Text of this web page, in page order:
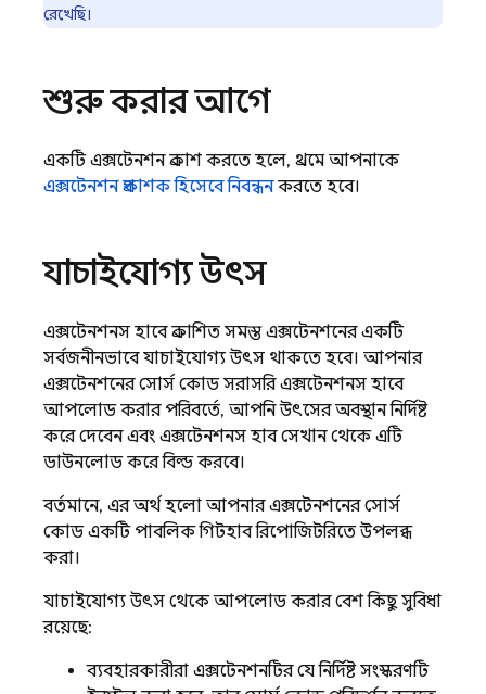
রেখেছি।
শুরু করার আগে
একটি এক্সটেনশন প্রকাশ করতে হলে, প্রথমে আপনাকে
এক্সটেনশন প্রকাশক হিসেবে নিবন্ধনকরতে হবে।
যাচাইযোগ্য উৎস
এক্সটেনশনস হাবে প্রকাশিত সমস্ত এক্সটেনশনের একটি
সর্বজনীনভাবে যাচাইযোগ্য উৎস থাকতে হবে। আপনার
এক্সটেনশনের সোর্স কোড সরাসরি এক্সটেনশনস হাবে
আপলোড করার পরিবর্তে, আপনি উৎসের অবস্থান নির্দিষ্ট
করে দেবেন এবং এক্সটেনশনস হাব সেখান থেকে এটি
ডাউনলোড করে বিল্ড করবে।
বর্তমানে, এর অর্থ হলো আপনার এক্সটেনশনের সোর্স
কোড একটি পাবলিক গিটহাব রিপোজিটরিতে উপলব্ধ
করা।
যাচাইযোগ্য উৎস থেকে আপলোড করার বেশ কিছু সুবিধা
রয়েছে:
ব্যবহারকারীরা এক্সটেনশনটির যে নির্দিষ্ট সংস্করণটি